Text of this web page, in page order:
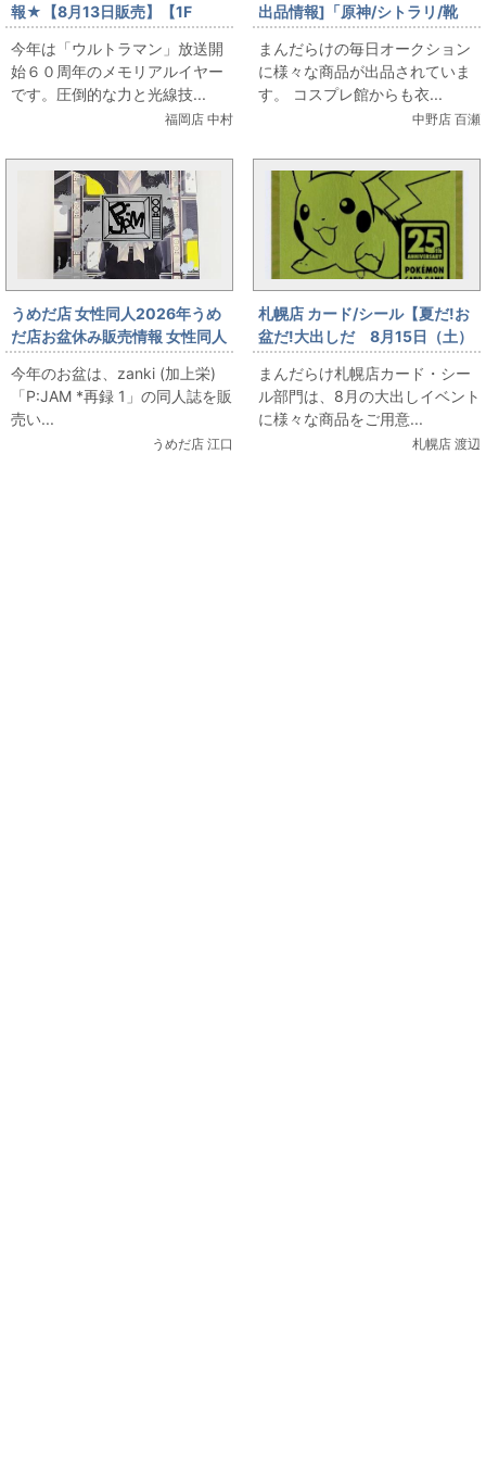
報★【8月13日販売】【1F
TOY】 バイス スーパーガンお
出しします
今年は「ウルトラマン」放送開
始６０周年のメモリアルイヤー
です。圧倒的な力と光線技...
福岡店 中村
出品情報]「原神/シトラリ/靴
(23cm程度)付き/女性用Sサイズ
程度(日本サイズ)/コスプレ衣
装」を出品しています
まんだらけの毎日オークション
に様々な商品が出品されていま
す。 コスプレ館からも衣...
中野店 百瀬
うめだ店 女性同人2026年うめ
だ店お盆休み販売情報 女性同人
誌コーナー zanki (加上栄)
「P:JAM *再録 1」をお出しま
す！
今年のお盆は、zanki (加上栄)
「P:JAM *再録 1」の同人誌を販
売い...
うめだ店 江口
札幌店 カード/シール【夏だ!お
盆だ!大出しだ 8月15日（土）
販売】 ポケモンカード ゴー
ルデンなピカチュウ登場
まんだらけ札幌店カード・シー
ル部門は、8月の大出しイベント
に様々な商品をご用意...
札幌店 渡辺